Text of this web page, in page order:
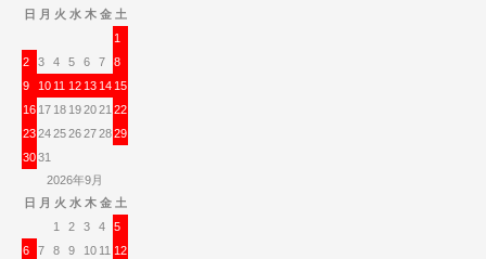
日 月 火 水 木 金 土
1
2
3 4 5 6 7
8
9
10 11 12 13 14 15
16 17 18 192021 22
23242526272829
3031
2026年9月
日 月 火 水 木 金 土
1
2 3 4
5
6
7 8 9 10 11 12